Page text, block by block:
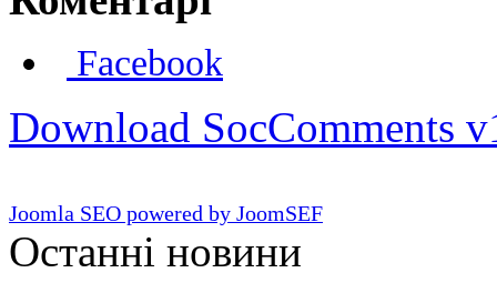
Facebook
Download SocComments
Joomla SEO powered by JoomSEF
Останні новини